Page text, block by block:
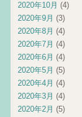
2020年10月 (4)
2020年9月 (3)
2020年8月 (4)
2020年7月 (4)
2020年6月 (4)
2020年5月 (5)
2020年4月 (4)
2020年3月 (4)
2020年2月 (5)